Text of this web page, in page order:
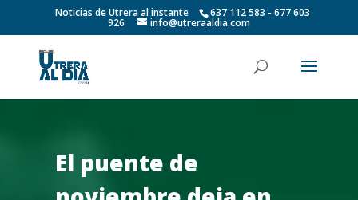
Noticias de Utrera al instante 637 112 583 - 677 603
926 info@utreraaldia.com
El puente de